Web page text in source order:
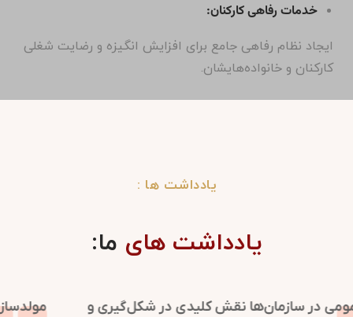
خدمات رفاهی کارکنان:
ایجاد نظام رفاهی جامع برای افزایش انگیزه و رضایت شغلی
کارکنان و خانواده‌هایشان.
یادداشت ها :
یادداشت های ما:
روابط عمومی در سازمان‌ها نقش کلیدی در شکل‌گیری و